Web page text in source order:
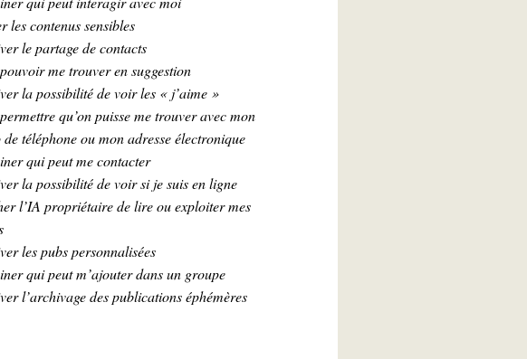
les contenus sensibles
le partage de contacts
me trouver en suggestion
la possibilité de voir les « j’aime »
qu’on puisse me trouver avec mon
téléphone ou mon adresse électronique
qui peut me contacter
la possibilité de voir si je suis en ligne
l’IA propriétaire de lire ou exploiter mes
les pubs personnalisées
qui peut m’ajouter dans un groupe
l’archivage des publications éphémères